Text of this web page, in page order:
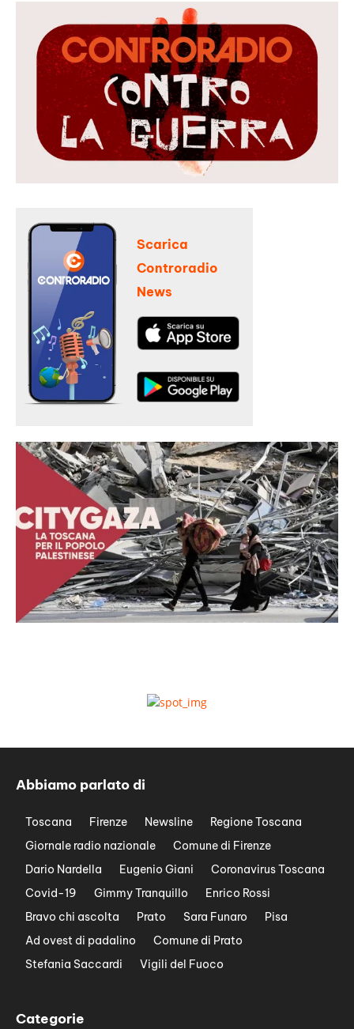
Scarica
Controradio
News
Abbiamo parlato di
Toscana Firenze Newsline
Regione Toscana
Giornale radio nazionale
Comune di Firenze
Dario Nardella
Eugenio Giani
Coronavirus Toscana
Covid-19
Gimmy Tranquillo
Enrico Rossi
Bravo chi ascolta
Prato Sara Funaro
Pisa
Ad ovest di padalino
Comune di Prato
Stefania Saccardi
Vigili del Fuoco
Categorie